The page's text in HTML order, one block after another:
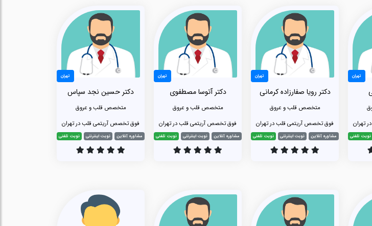
تهران
تهران
نوبت تلفنی
تهران
دکتر رویا صفارزاده کرمانی
متخصص قلب و عروق
فوق تخصص آریتمی قلب در تهران
مشاوره آنلاین نوبت اینترنتی نوبت تلفنی
تهران
دکتر آتوسا مصطفوی
متخصص قلب و عروق
فوق تخصص آریتمی قلب در تهران
مشاوره آنلاین نوبت اینترنتی نوبت تلفنی
تهران
دکتر حسین نجد سپاس
متخصص قلب و عروق
فوق تخصص آریتمی قلب در تهران
مشاوره آنلاین نوبت اینترنتی نوبت تلفنی